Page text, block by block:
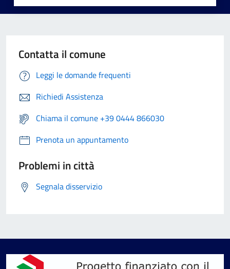
Contatta il comune
Leggi le domande frequenti
Richiedi Assistenza
Chiama il comune +39 0444 866030
Prenota un appuntamento
Problemi in città
Segnala disservizio